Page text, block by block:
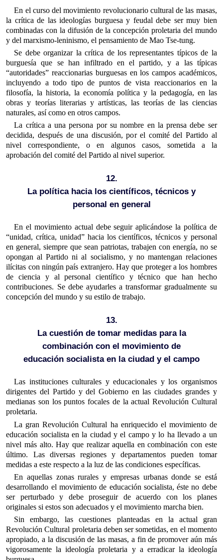
En el curso del movimiento revolucionario cultural de las masas,
la crítica de las ideologías burguesa y feudal debe ser muy bien
combinadas con la difusión de la concepción proletaria del mundo
y del marxismo-leninismo, el pensamiento de Mao Tse-tung.
Se debe organizar la crítica de los representantes típicos de la
burguesía que se han infiltrado en el partido, y a las típicas
“autoridades” reaccionarias burguesas en los campos académicos,
incluyendo a todo tipo de puntos de vista reaccionarios en la
filosofía, la historia, la economía política y la pedagogía, en las
obras y teorías literarias y artísticas, las teorías de las ciencias
naturales, así como en otros campos.
La crítica a una persona por su nombre en la prensa debe ser
decidida, después de una discusión, por el comité del Partido al
nivel correspondiente, o en algunos casos, sometida a la
aprobación del comité del Partido al nivel superior.
12.
La política hacia los científicos, técnicos y
personal en general
En el movimiento actual debe seguir aplicándose la política de
“unidad, crítica, unidad” hacia los científicos, técnicos y personal
en general, siempre que sean patriotas, trabajen con energía, no se
opongan al Partido ni al socialismo, y no mantengan relaciones
ilícitas con ningún país extranjero. Hay que proteger a los hombres
de ciencia y al personal científico y técnico que han hecho
contribuciones. Se debe ayudarles a transformar gradualmente su
concepción del mundo y su estilo de trabajo.
13.
La cuestión de tomar medidas para la
combinación con el movimiento de
educación socialista en la ciudad y el campo
Las instituciones culturales y educacionales y los organismos
dirigentes del Partido y del Gobierno en las ciudades grandes y
medianas son los puntos focales de la actual Revolución Cultural
proletaria.
La gran Revolución Cultural ha enriquecido el movimiento de
educación socialista en la ciudad y el campo y lo ha llevado a un
nivel más alto. Hay que realizar aquella en combinación con este
último. Las diversas regiones y departamentos pueden tomar
medidas a este respecto a la luz de las condiciones específicas.
En aquellas zonas rurales y empresas urbanas donde se está
desarrollando el movimiento de educación socialista, éste no debe
ser perturbado y debe proseguir de acuerdo con los planes
originales si estos son adecuados y el movimiento marcha bien.
Sin embargo, las cuestiones planteadas en la actual gran
Revolución Cultural proletaria deben ser sometidas, en el momento
apropiado, a la discusión de las masas, a fin de promover aún más
vigorosamente la ideología proletaria y a erradicar la ideología